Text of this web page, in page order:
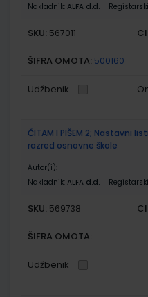
Nakladnik: ALFA d.d.
SKU: 567011
ŠIFRA OMOTA: 500160
Udžbenik
ČITAM I PIŠEM 2; Nastavni
razred osnovne škole
Autor(i):
Nakladnik: ALFA d.d.
SKU: 569738
ŠIFRA OMOTA:
Udžbenik